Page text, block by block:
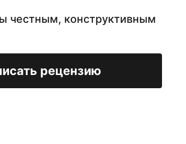
честным, конструктивным
рецензию